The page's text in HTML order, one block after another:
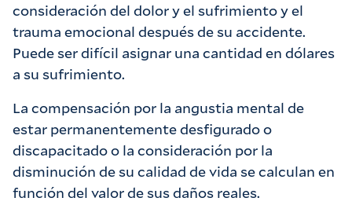
consideración del dolor y el sufrimiento y el
trauma emocional después de su accidente.
Puede ser difícil asignar una cantidad en dólares
a su sufrimiento.
La compensación por la angustia mental de
estar permanentemente desfigurado o
discapacitado o la consideración por la
disminución de su calidad de vida se calculan en
función del valor de sus daños reales.